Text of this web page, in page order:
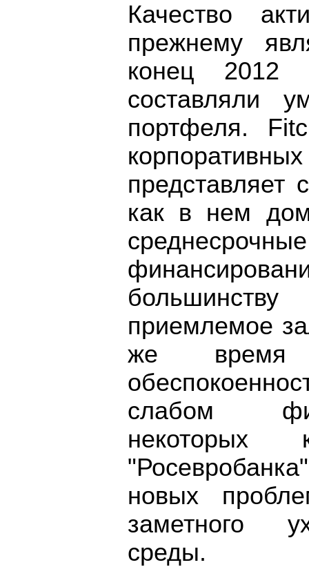
Качество
прежнему
конец 2012
составляли
портфеля.
представляет
как в нем
приемлемое
же время
слабом
некоторых
новых
заметного
среды.